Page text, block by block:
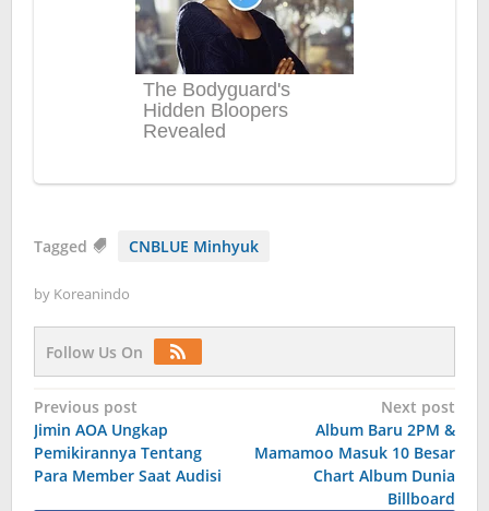
Tagged CNBLUE Minhyuk
by Koreanindo
Follow Us On
Post
navigation
Previous post
Jimin AOA Ungkap
Pemikirannya Tentang
Para Member Saat Audisi
Next post
Album Baru 2PM &
Mamamoo Masuk 10 Besar
Chart Album Dunia
Billboard